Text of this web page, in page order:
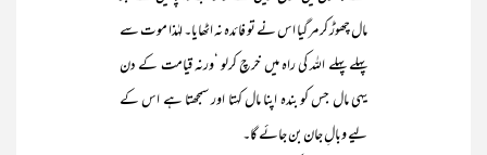
مال چھوڑ کر مر گیا اس نے تو فائدہ نہ اٹھایا۔ لہٰذا موت سے
پہلے پہلے اللہ کی راہ میں خرچ کرلو ‘ورنہ قیامت کے دن
یہی مال جس کو بندہ اپنا مال کہتا اور سمجھتا ہے اس کے
لیے وبالِ جان بن جائے گا۔